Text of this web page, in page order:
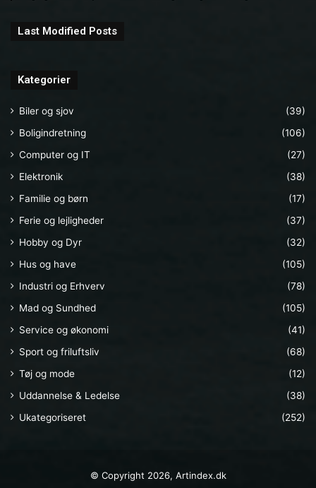
Last Modified Posts
Kategorier
Biler og sjov
(39)
Boligindretning
(106)
Computer og IT
(27)
Elektronik
(38)
Familie og børn
(17)
Ferie og lejligheder
(37)
Hobby og Dyr
(32)
Hus og have
(105)
Industri og Erhverv
(78)
Mad og Sundhed
(105)
Service og økonomi
(41)
Sport og friluftsliv
(68)
Tøj og mode
(12)
Uddannelse & Ledelse
(38)
Ukategoriseret
(252)
© Copyright 2026, Artindex.dk